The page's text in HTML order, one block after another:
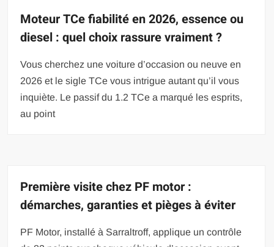
Moteur TCe fiabilité en 2026, essence ou
diesel : quel choix rassure vraiment ?
Vous cherchez une voiture d’occasion ou neuve en
2026 et le sigle TCe vous intrigue autant qu’il vous
inquiète. Le passif du 1.2 TCe a marqué les esprits,
au point
Première visite chez PF motor :
démarches, garanties et pièges à éviter
PF Motor, installé à Sarraltroff, applique un contrôle